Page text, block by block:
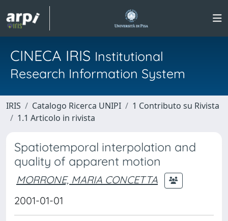
CINECA IRIS Institutional
Research Information System
IRIS Catalogo Ricerca UNIPI
1 Contributo su Rivista
1.1 Articolo in rivista
Spatiotemporal interpolation and
quality of apparent motion
MORRONE, MARIA CONCETTA
2001-01-01